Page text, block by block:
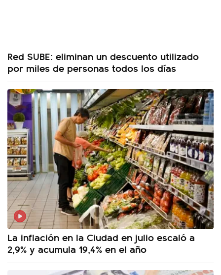
Red SUBE: eliminan un descuento utilizado
por miles de personas todos los días
La inflación en la Ciudad en julio escaló a
2,9% y acumula 19,4% en el año